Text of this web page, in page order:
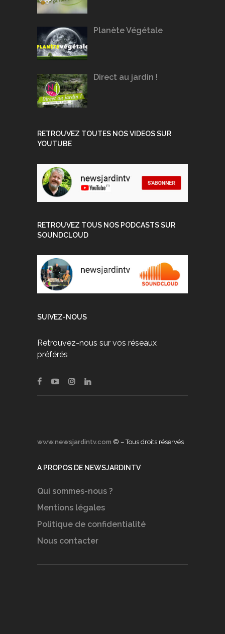
Planète Végétale
Direct au jardin !
RETROUVEZ TOUTES NOS VIDEOS SUR
YOUTUBE
RETROUVEZ TOUS NOS PODCASTS SUR
SOUNDCLOUD
SUIVEZ-NOUS
Retrouvez-nous sur vos réseaux
préférés
www.newsjardintv.com © – Tous droits réservés
A PROPOS DE NEWSJARDINTV
Qui sommes-nous ?
Mentions légales
Politique de confidentialité
Nous contacter